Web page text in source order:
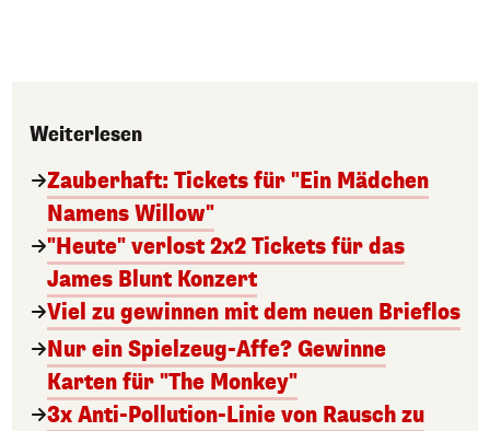
Weiterlesen
Zauberhaft: Tickets für "Ein Mädchen
Namens Willow"
"Heute" verlost 2x2 Tickets für das
James Blunt Konzert
Viel zu gewinnen mit dem neuen Brieflos
Nur ein Spielzeug-Affe? Gewinne
Karten für "The Monkey"
3x Anti-Pollution-Linie von Rausch zu